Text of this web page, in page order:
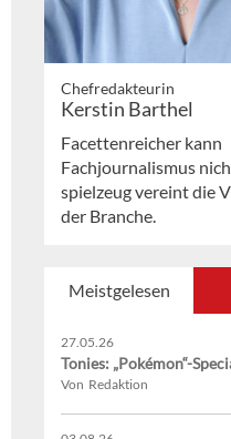
Chefredakteurin
Kerstin Barthel
Facettenreicher kann
Fachjournalismus
spielzeug vereint die
der Branche.
Meistgelesen
27.05.26
Tonies: „Pokémon“-
Von Redaktion